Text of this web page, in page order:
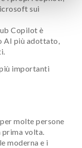
sui
Copilot è
AI più adottato,
importanti
molte persone
prima volta.
moderna e i